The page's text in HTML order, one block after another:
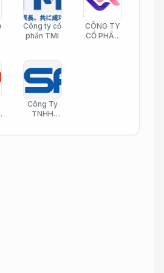
Công ty cổ
phần TMI
CÔNG TY
CỔ PHẦN
Công Ty
TNHH
Phần Mềm